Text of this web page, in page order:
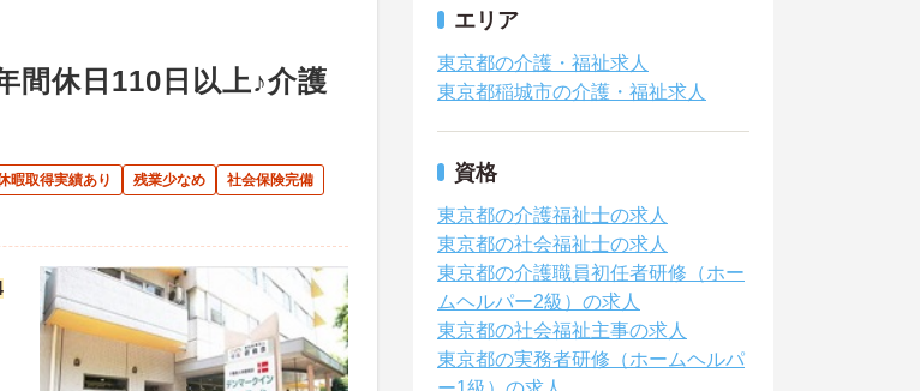
間休日110日以上♪介護
暇取得実績あり 残業少なめ
社会保険完備
エリア
東京都の介護・福祉求人
東京都稲城市の介護・福祉求人
資格
東京都の介護福祉士の求人
東京都の社会福祉士の求人
東京都の介護職員初任者研修（ホー
ムヘルパー2級）の求人
東京都の社会福祉主事の求人
東京都の実務者研修（ホームヘルパ